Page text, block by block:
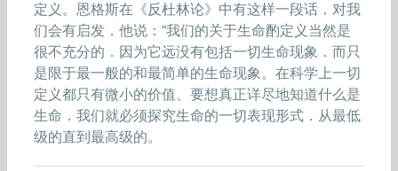
定义。恩格斯在《反杜林论》中有这样一段话．对我
们会有启发．他说：“我们的关于生命酌定义当然是
很不充分的．因为它远没有包括一切生命现象．而只
是限于最一般的和最简单的生命现象。在科学上一切
定义都只有微小的价值、要想真正详尽地知道什么是
生命．我们就必须探究生命的一切表现形式．从最低
级的直到最高级的。